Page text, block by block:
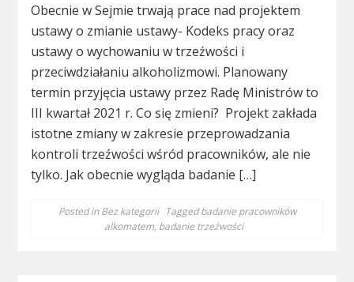
Obecnie w Sejmie trwają prace nad projektem
ustawy o zmianie ustawy- Kodeks pracy oraz
ustawy o wychowaniu w trzeźwości i
przeciwdziałaniu alkoholizmowi. Planowany
termin przyjęcia ustawy przez Radę Ministrów to
III kwartał 2021 r. Co się zmieni? Projekt zakłada
istotne zmiany w zakresie przeprowadzania
kontroli trzeźwości wśród pracowników, ale nie
tylko. Jak obecnie wygląda badanie […]
Posted inBez kategorii Taggedbadanie pracowników
alkomatem, badanie trzeźwości